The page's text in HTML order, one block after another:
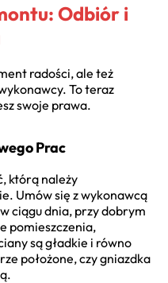
Odbiór i
radości, ale też
To teraz
swoje prawa.
Prac
którą należy
Umów się z wykonawcą
ciągu dnia, przy dobrym
pomieszczenia,
są gładkie i równo
położone, czy gniazdka